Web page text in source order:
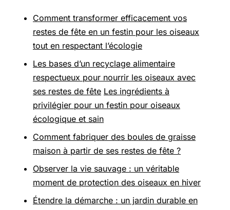
Comment transformer efficacement vos
restes de fête en un festin pour les oiseaux
tout en respectant l’écologie
Les bases d’un recyclage alimentaire
respectueux pour nourrir les oiseaux avec
ses restes de fête Les ingrédients à
privilégier pour un festin pour oiseaux
écologique et sain
Comment fabriquer des boules de graisse
maison à partir de ses restes de fête ?
Observer la vie sauvage : un véritable
moment de protection des oiseaux en hiver
Étendre la démarche : un jardin durable en